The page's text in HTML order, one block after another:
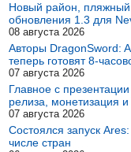
Новый район,
обновления 1.3 для
08 августа 2026
Авторы DragonSword:
теперь готовят 8-
07 августа 2026
Главное с
релиза, монетизация
07 августа 2026
Состоялся запуск
числе стран